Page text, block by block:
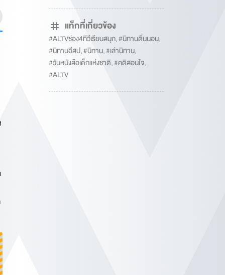
แท็กที่เกี่ยวข้อง
#ALTVช่อง4ทีวีเรียนสนุก,#นิทานตื่นนอน,
#นิทานอีสป,#นิทาน,#เล่านิทาน,
#วันหนังสือเด็กแห่งชาติ,#คติสอนใจ,
#ALTV